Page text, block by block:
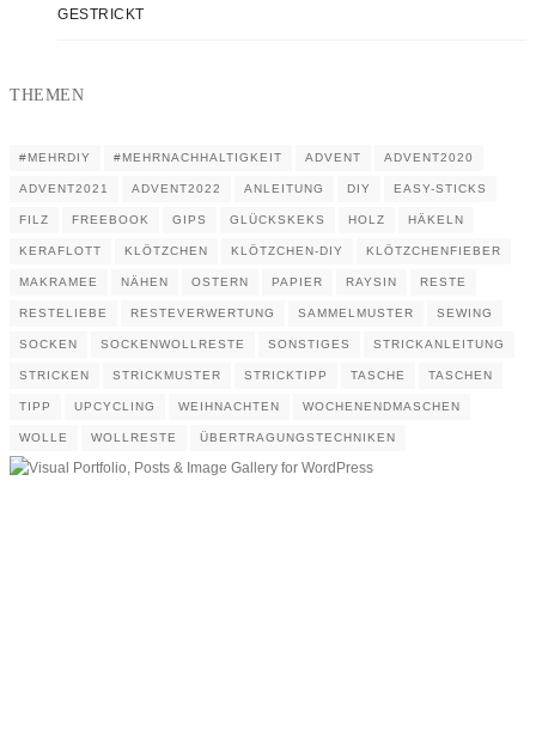
GESTRICKT
THEMEN
#MEHRDIY #MEHRNACHHALTIGKEIT ADVENT ADVENT2020
ADVENT2021 ADVENT2022 ANLEITUNG DIY EASY-STICKS
FILZ FREEBOOK GIPS GLÜCKSKEKS HOLZ HÄKELN
KERAFLOTT KLÖTZCHEN KLÖTZCHEN-DIY KLÖTZCHENFIEBER
MAKRAMEE NÄHEN OSTERN PAPIER RAYSIN RESTE
RESTELIEBE RESTEVERWERTUNG SAMMELMUSTER SEWING
SOCKEN SOCKENWOLLRESTE SONSTIGES STRICKANLEITUNG
STRICKEN STRICKMUSTER STRICKTIPP TASCHE TASCHEN
TIPP UPCYCLING WEIHNACHTEN WOCHENENDMASCHEN
WOLLE WOLLRESTE ÜBERTRAGUNGSTECHNIKEN